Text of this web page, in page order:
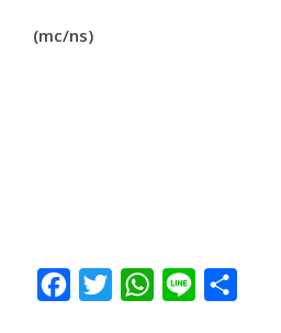
(mc/ns)
Facebook
Twitter WhatsApp
Line